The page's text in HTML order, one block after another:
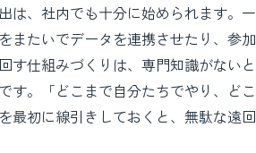
は、社内でも十分に始められます。一
またいでデータを連携させたり、参加
す仕組みづくりは、専門知識がないと
す。「どこまで自分たちでやり、どこ
最初に線引きしておくと、無駄な遠回